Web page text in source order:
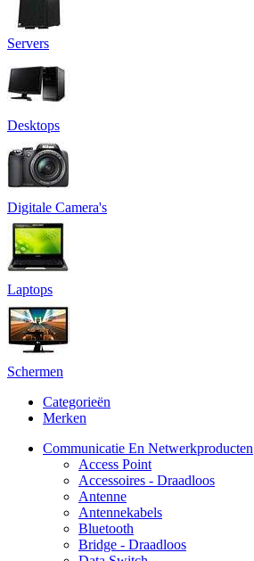
Servers
Desktops
Digitale Camera's
Laptops
Schermen
Categorieën
Merken
Communicatie En Netwerkproducten
Access Point
Accessoires - Draadloos
Antenne
Antennekabels
Bluetooth
Bridge - Draadloos